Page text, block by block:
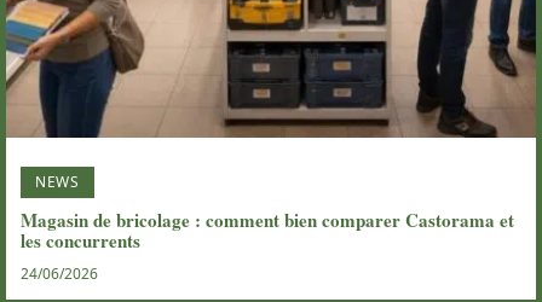
NEWS
Magasin de bricolage : comment bien comparer Castorama et
les concurrents
24/06/2026